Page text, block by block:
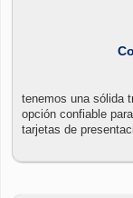
tenemos una sólida
opción confiable
tarjetas de
superiores. nuestra